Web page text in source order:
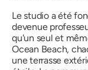
Le studio a été
devenue
qu'un seul et
Ocean Beach,
une terrasse